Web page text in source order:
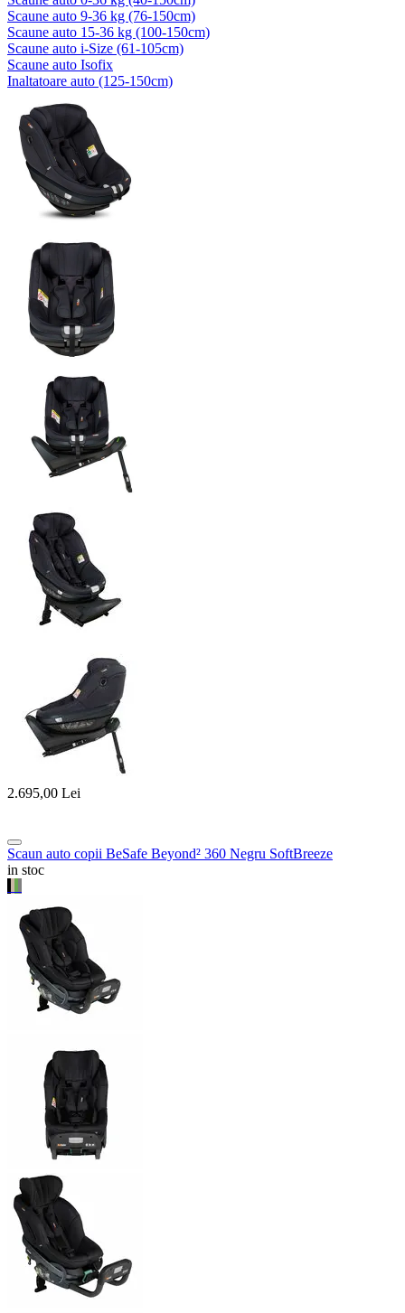
Scaune auto 9-36 kg (76-150cm)
Scaune auto 15-36 kg (100-150cm)
Scaune auto i-Size (61-105cm)
Scaune auto Isofix
Inaltatoare auto (125-150cm)
2.695,00 Lei
Scaun auto copii BeSafe Beyond² 360 Negru SoftBreeze
in stoc